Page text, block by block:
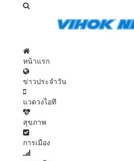
หน้าแรก
ข่าวประจำวัน
แวดวงไอที
สุขภาพ
การเมือง